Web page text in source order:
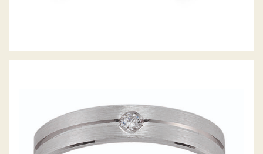
GERSTNER TRAURINGE